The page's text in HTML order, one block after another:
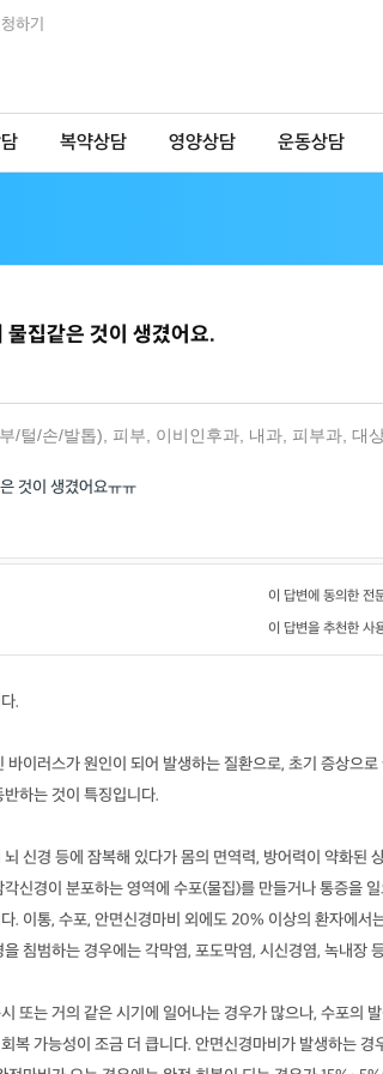
하기
복약상담 영양상담 운동상담
집같은 것이 생겼어요.
/털/손/발톱) 피부 이비인후과 내과 피부과 대
것이 생겼어요ㅠㅠ
이 답변에 동의한 전
이 답변을 추천한 사
.
이러스가 원인이 되어 발생하는 질환으로, 초기 증상으로
하는 것이 특징입니다.
신경 등에 잠복해 있다가 몸의 면역력, 방어력이 약화된
신경이 분포하는 영역에 수포(물집)를 만들거나 통증을
. 이통, 수포, 안면신경마비 외에도 20% 이상의 환자에서
침범하는 경우에는 각막염, 포도막염, 시신경염, 녹내장
또는 거의 같은 시기에 일어나는 경우가 많으나, 수포의
복 가능성이 조금 더 큽니다. 안면신경마비가 발생하는 경